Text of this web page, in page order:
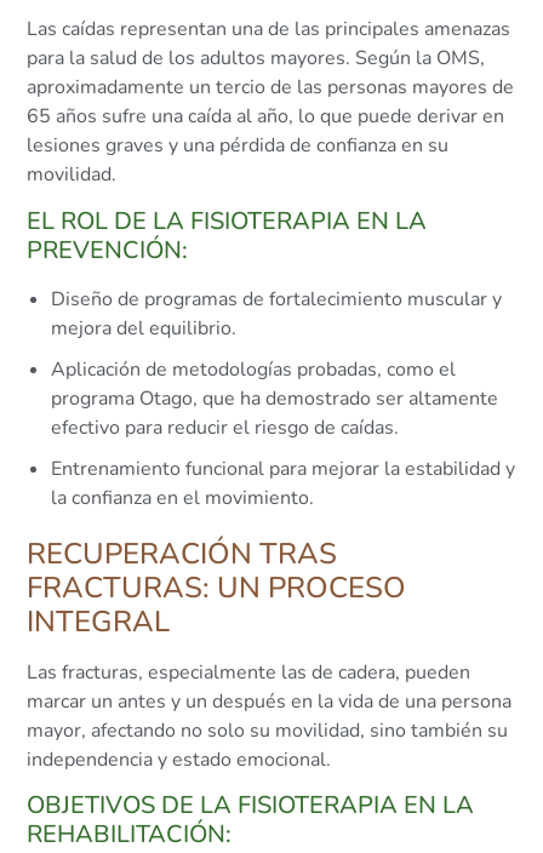
Las caídas representan una de las principales amenazas
para la salud de los adultos mayores. Según la OMS,
aproximadamente un tercio de las personas mayores de
65 años sufre una caída al año, lo que puede derivar en
lesiones graves y una pérdida de confianza en su
movilidad.
EL ROL DE LA FISIOTERAPIA EN LA
PREVENCIÓN:
Diseño de programas de fortalecimiento muscular y
mejora del equilibrio.
Aplicación de metodologías probadas, como el
programa Otago, que ha demostrado ser altamente
efectivo para reducir el riesgo de caídas.
Entrenamiento funcional para mejorar la estabilidad y
la confianza en el movimiento.
RECUPERACIÓN TRAS
FRACTURAS: UN PROCESO
INTEGRAL
Las fracturas, especialmente las de cadera, pueden
marcar un antes y un después en la vida de una persona
mayor, afectando no solo su movilidad, sino también su
independencia y estado emocional.
OBJETIVOS DE LA FISIOTERAPIA EN LA
REHABILITACIÓN: